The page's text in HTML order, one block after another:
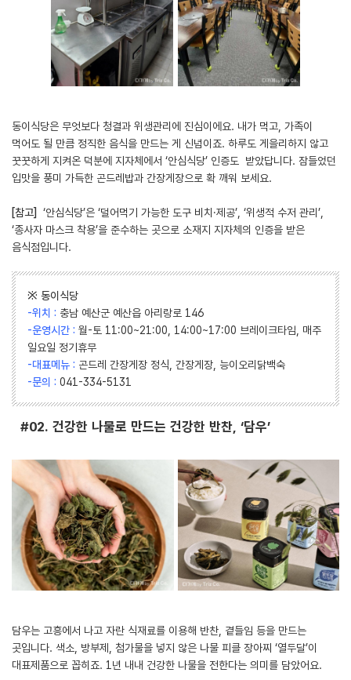
동이식당은 무엇보다 청결과 위생관리에 진심이에요. 내가 먹고, 가족이
먹어도 될 만큼 정직한 음식을 만드는 게 신념이죠. 하루도 게을리하지 않고
꿋꿋하게 지켜온 덕분에 지자체에서 ‘안심식당’ 인증도 받았답니다. 잠들었던
입맛을 풍미 가득한 곤드레밥과 간장게장으로 확 깨워 보세요.
[참고] ‘안심식당’은 ‘덜어먹기 가능한 도구 비치·제공’, ‘위생적 수저 관리’,
‘종사자 마스크 착용’을 준수하는 곳으로 소재지 지자체의 인증을 받은
음식점입니다.
※ 동이식당
-위치 : 충남 예산군 예산읍 아리랑로 146
-운영시간 : 월-토 11:00~21:00, 14:00~17:00 브레이크타임, 매주
일요일 정기휴무
-대표메뉴 : 곤드레 간장게장 정식, 간장게장, 능이오리닭백숙
-문의 : 041-334-5131
#02. 건강한 나물로 만드는 건강한 반찬, ‘담우’
담우는 고흥에서 나고 자란 식재료를 이용해 반찬, 곁들임 등을 만드는
곳입니다. 색소, 방부제, 첨가물을 넣지 않은 나물 피클 장아찌 ‘열두달’이
대표제품으로 꼽히죠. 1년 내내 건강한 나물을 전한다는 의미를 담았어요.